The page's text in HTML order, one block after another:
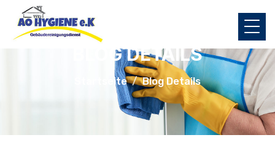
BLOG DETAILS
Startseite Blog Details